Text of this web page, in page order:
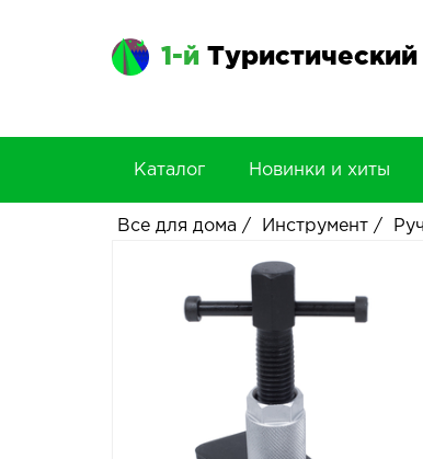
1-й Туристический
Каталог Новинки и хиты
Все для дома / Инструмент /